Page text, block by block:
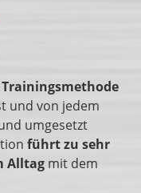
und von jedem
umgesetzt
führt zu sehr
Alltag mit dem